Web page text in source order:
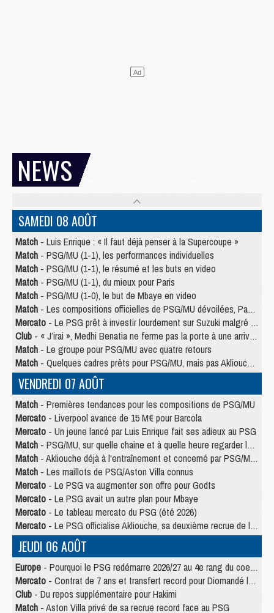
NEWS
SAMEDI 08 AOÛT
Match - Luis Enrique : « Il faut déjà penser à la Supercoupe »
Match - PSG/MU (1-1), les performances individuelles
Match - PSG/MU (1-1), le résumé et les buts en video
Match - PSG/MU (1-1), du mieux pour Paris
Match - PSG/MU (1-0), le but de Mbaye en video
Match - Les compositions officielles de PSG/MU dévoilées, Pacho titulaire
Mercato - Le PSG prêt à investir lourdement sur Suzuki malgré Safonov et Chevalier
Club - « J’irai », Medhi Benatia ne ferme pas la porte à une arrivée au PSG
Match - Le groupe pour PSG/MU avec quatre retours
Match - Quelques cadres prêts pour PSG/MU, mais pas Akliouche ?
VENDREDI 07 AOÛT
Match - Premières tendances pour les compositions de PSG/MU
Mercato - Liverpool avance de 15 M€ pour Barcola
Mercato - Un jeune lancé par Luis Enrique fait ses adieux au PSG
Match - PSG/MU, sur quelle chaine et à quelle heure regarder le match ?
Match - Akliouche déjà à l'entraînement et concerné par PSG/MU ?
Match - Les maillots de PSG/Aston Villa connus
Mercato - Le PSG va augmenter son offre pour Godts
Mercato - Le PSG avait un autre plan pour Mbaye
Mercato - Le tableau mercato du PSG (été 2026)
Mercato - Le PSG officialise Akliouche, sa deuxième recrue de l’été
JEUDI 06 AOÛT
Europe - Pourquoi le PSG redémarre 2026/27 au 4e rang du coefficient UEFA
Mercato - Contrat de 7 ans et transfert record pour Diomandé loin du PSG
Club - Du repos supplémentaire pour Hakimi
Match - Aston Villa privé de sa recrue record face au PSG